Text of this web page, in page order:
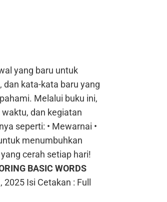
yang baru untuk
kata-kata baru yang
Melalui buku ini,
dan kegiatan
seperti: • Mewarnai •
menumbuhkan
cerah setiap hari!
BASIC WORDS
2025 Isi Cetakan : Full